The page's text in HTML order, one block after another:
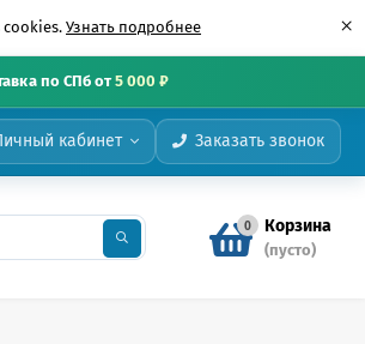
cookies. Узнать подробнее ×
по СПб от5 000 ₽
кабинет Заказать звонок
0 Корзина
(пусто)